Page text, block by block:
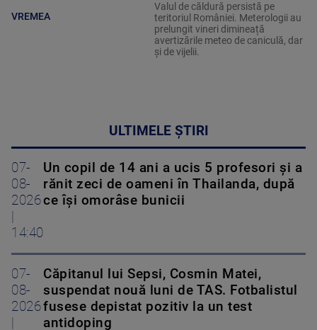
VREMEA
Valul de căldură persistă pe
teritoriul României. Meterologii au
prelungit vineri dimineață
avertizările meteo de caniculă, dar
și de vijelii.
ULTIMELE ȘTIRI
07-
08-
2026
14:40
Un copil de 14 ani a ucis 5 profesori și a
rănit zeci de oameni în Thailanda, după
ce își omorâse bunicii
07-
08-
2026
Căpitanul lui Sepsi, Cosmin Matei,
suspendat nouă luni de TAS. Fotbalistul
fusese depistat pozitiv la un test
antidoping